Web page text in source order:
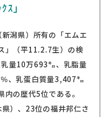
ｽ」
潟県）所有の「エムエ
」（平11.2.7生）の検
量10万693㌔、乳脂量
、乳蛋白質量3,407㌔
の歴代5位である。
）、23位の福井邦仁さ